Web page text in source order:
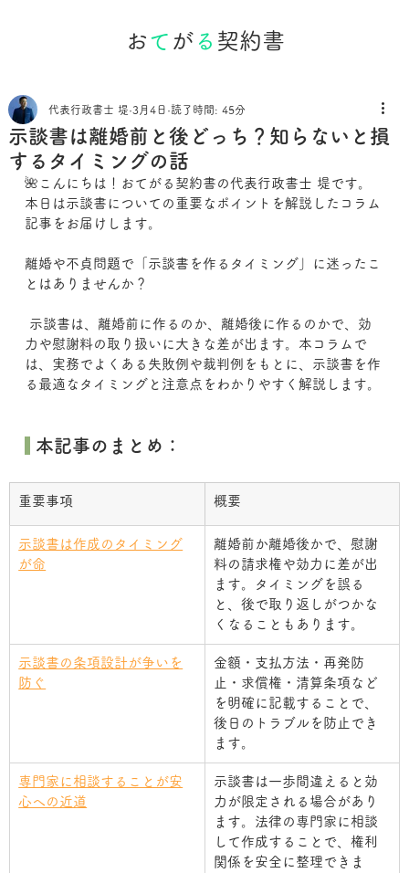
お て がる 契約書
示談書は離婚前と後どっち？知らないと損
するタイミングの話
代表行政書士 堤 3月4日 読了時間: 45分
🌺こんにちは！おてがる契約書の代表行政書士 堤です。
本日は示談書についての重要なポイントを解説したコラム
記事をお届けします。
離婚や不貞問題で「示談書を作るタイミング」に迷ったこ
とはありませんか？
力や慰謝料の取り扱いに大きな差が出ます。本コラムで
は、実務でよくある失敗例や裁判例をもとに、示談書を作
る最適なタイミングと注意点をわかりやすく解説します。
本記事のまとめ：
重要事項 概要
示談書は作成のタイミング
が命
離婚前か離婚後かで、慰謝
料の請求権や効力に差が出
ます。タイミングを誤る
と、後で取り返しがつかな
くなることもあります。
示談書の条項設計が争いを
防ぐ
金額・支払方法・再発防
止・求償権・清算条項など
を明確に記載することで、
後日のトラブルを防止でき
ます。
専門家に相談することが安
心への近道
示談書は一歩間違えると効
力が限定される場合があり
ます。法律の専門家に相談
して作成することで、権利
関係を安全に整理できま